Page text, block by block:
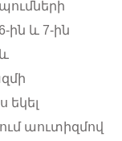
ին և 7-ին
եկել
աուտիզմով